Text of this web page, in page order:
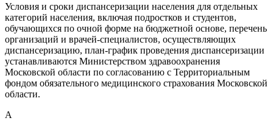
Условия и сроки диспансеризации населения для отдельных
категорий населения, включая подростков и студентов,
обучающихся по очной форме на бюджетной основе, перечень
организаций и врачей-специалистов, осуществляющих
диспансеризацию, план-график проведения диспансеризации
устанавливаются Министерством здравоохранения
Московской области по согласованию с Территориальным
фондом обязательного медицинского страхования Московской
области.
А